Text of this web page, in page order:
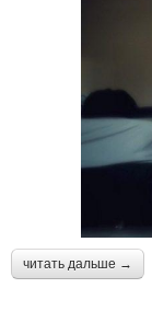
читать дальше →